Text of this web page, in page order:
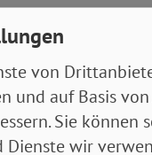
und für
Beginn
Je
Ansicht von
von
und auf Basis
Sie können
Dienste wir